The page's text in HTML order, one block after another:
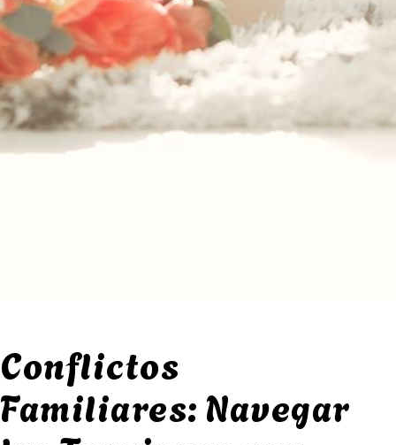
Conflictos
Familiares: Navegar